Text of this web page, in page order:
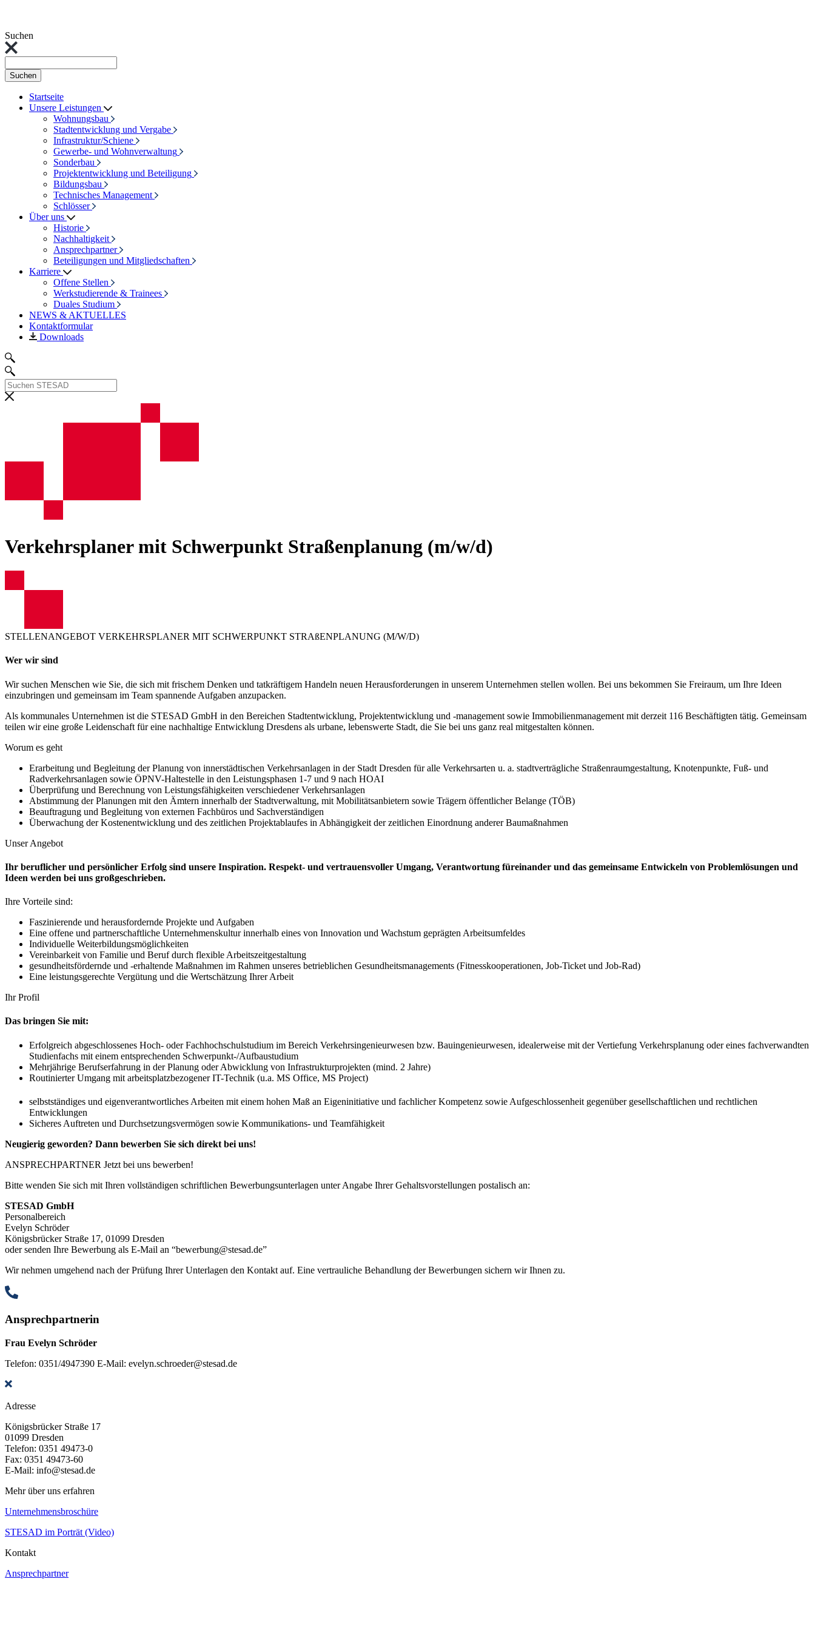
Suchen
Suchen
Startseite
Unsere Leistungen
Wohnungsbau
Stadtentwicklung und Vergabe
Infrastruktur/Schiene
Gewerbe- und Wohnverwaltung
Sonderbau
Projektentwicklung und Beteiligung
Bildungsbau
Technisches Management
Schlösser
Über uns
Historie
Nachhaltigkeit
Ansprechpartner
Beteiligungen und Mitgliedschaften
Karriere
Offene Stellen
Werkstudierende & Trainees
Duales Studium
NEWS & AKTUELLES
Kontaktformular
Downloads
Verkehrsplaner mit Schwerpunkt Straßenplanung (m/w/d)
STELLENANGEBOT VERKEHRSPLANER MIT SCHWERPUNKT STRAßENPLANUNG (M/W/D)
Wer wir sind
Wir suchen Menschen wie Sie, die sich mit frischem Denken und tatkräftigem Handeln neuen Herausforderungen in unserem Unternehmen stellen wollen. Bei uns bekommen Sie Freiraum, um Ihre Ideen
einzubringen und gemeinsam im Team spannende Aufgaben anzupacken.
Als kommunales Unternehmen ist die STESAD GmbH in den Bereichen Stadtentwicklung, Projektentwicklung und -management sowie Immobilienmanagement mit derzeit 116 Beschäftigten tätig. Gemeinsam
teilen wir eine große Leidenschaft für eine nachhaltige Entwicklung Dresdens als urbane, lebenswerte Stadt, die Sie bei uns ganz real mitgestalten können.
Worum es geht
Erarbeitung und Begleitung der Planung von innerstädtischen Verkehrsanlagen in der Stadt Dresden für alle Verkehrsarten u. a. stadtverträgliche Straßenraumgestaltung, Knotenpunkte, Fuß- und
Radverkehrsanlagen sowie ÖPNV-Haltestelle in den Leistungsphasen 1-7 und 9 nach HOAI
Überprüfung und Berechnung von Leistungsfähigkeiten verschiedener Verkehrsanlagen
Abstimmung der Planungen mit den Ämtern innerhalb der Stadtverwaltung, mit Mobilitätsanbietern sowie Trägern öffentlicher Belange (TÖB)
Beauftragung und Begleitung von externen Fachbüros und Sachverständigen
Überwachung der Kostenentwicklung und des zeitlichen Projektablaufes in Abhängigkeit der zeitlichen Einordnung anderer Baumaßnahmen
Unser Angebot
Ihr beruflicher und persönlicher Erfolg sind unsere Inspiration. Respekt- und vertrauensvoller Umgang, Verantwortung füreinander und das gemeinsame Entwickeln von Problemlösungen und
Ideen werden bei uns großgeschrieben.
Ihre Vorteile sind:
Faszinierende und herausfordernde Projekte und Aufgaben
Eine offene und partnerschaftliche Unternehmenskultur innerhalb eines von Innovation und Wachstum geprägten Arbeitsumfeldes
Individuelle Weiterbildungsmöglichkeiten
Vereinbarkeit von Familie und Beruf durch flexible Arbeitszeitgestaltung
gesundheitsfördernde und -erhaltende Maßnahmen im Rahmen unseres betrieblichen Gesundheitsmanagements (Fitnesskooperationen, Job-Ticket und Job-Rad)
Eine leistungsgerechte Vergütung und die Wertschätzung Ihrer Arbeit
Ihr Profil
Das bringen Sie mit:
Erfolgreich abgeschlossenes Hoch- oder Fachhochschulstudium im Bereich Verkehrsingenieurwesen bzw. Bauingenieurwesen, idealerweise mit der Vertiefung Verkehrsplanung oder eines fachverwandten
Studienfachs mit einem entsprechenden Schwerpunkt-/Aufbaustudium
Mehrjährige Berufserfahrung in der Planung oder Abwicklung von Infrastrukturprojekten (mind. 2 Jahre)
Routinierter Umgang mit arbeitsplatzbezogener IT-Technik (u.a. MS Office, MS Project)
selbstständiges und eigenverantwortliches Arbeiten mit einem hohen Maß an Eigeninitiative und fachlicher Kompetenz sowie Aufgeschlossenheit gegenüber gesellschaftlichen und rechtlichen
Entwicklungen
Sicheres Auftreten und Durchsetzungsvermögen sowie Kommunikations- und Teamfähigkeit
Neugierig geworden? Dann bewerben Sie sich direkt bei uns!
ANSPRECHPARTNER Jetzt bei uns bewerben!
Bitte wenden Sie sich mit Ihren vollständigen schriftlichen Bewerbungsunterlagen unter Angabe Ihrer Gehaltsvorstellungen postalisch an:
STESAD GmbH
Personalbereich
Evelyn Schröder
Königsbrücker Straße 17, 01099 Dresden
oder senden Ihre Bewerbung als E-Mail an “bewerbung@stesad.de”
Wir nehmen umgehend nach der Prüfung Ihrer Unterlagen den Kontakt auf. Eine vertrauliche Behandlung der Bewerbungen sichern wir Ihnen zu.
Ansprechpartnerin
Frau Evelyn Schröder
Telefon: 0351/4947390 E-Mail: evelyn.schroeder@stesad.de
Adresse
Königsbrücker Straße 17
01099 Dresden
Telefon: 0351 49473-0
Fax: 0351 49473-60
E-Mail: info@stesad.de
Mehr über uns erfahren
Unternehmensbroschüre
STESAD im Porträt (Video)
Kontakt
Ansprechpartner